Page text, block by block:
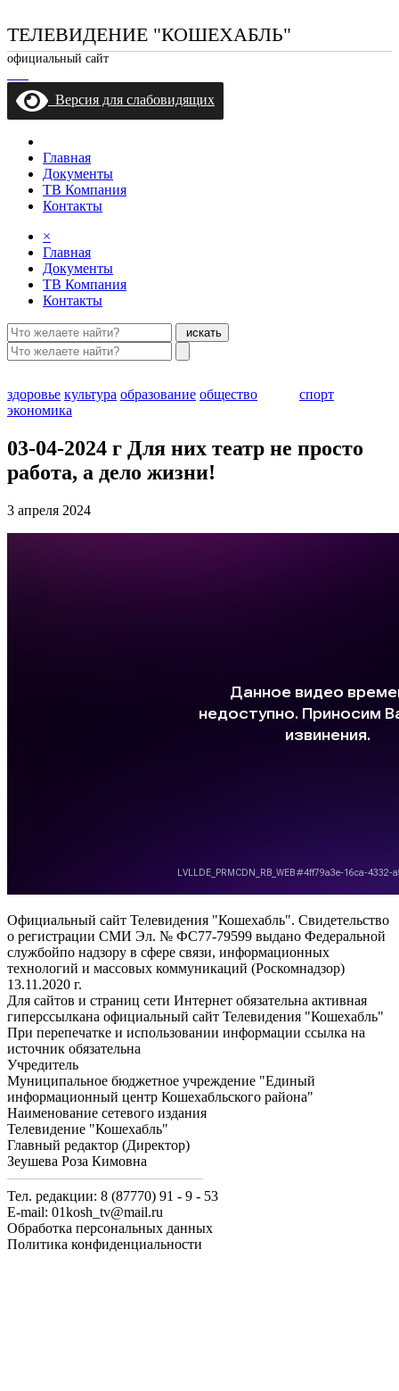
ТЕЛЕВИДЕНИЕ "КОШЕХАБЛЬ"
официальный сайт
Версия для слабовидящих
Главная
Документы
ТВ Компания
Контакты
×
Главная
Документы
ТВ Компания
Контакты
искать
здоровье культура образование общество
спорт
экономика
03-04-2024 г Для них театр не просто
работа, а дело жизни!
3 апреля 2024
Официальный сайт Телевидения "Кошехабль". Свидетельство
о регистрации СМИ Эл. № ФС77-79599 выдано Федеральной
службойпо надзору в сфере связи, информационных
технологий и массовых коммуникаций (Роскомнадзор)
13.11.2020 г.
Для сайтов и страниц сети Интернет обязательна активная
гиперссылкана официальный сайт Телевидения "Кошехабль"
При перепечатке и использовании информации ссылка на
источник обязательна
Учредитель
Муниципальное бюджетное учреждение "Единый
информационный центр Кошехабльского района"
Наименование сетевого издания
Телевидение "Кошехабль"
Главный редактор (Директор)
Зеушева Роза Кимовна
Тел. редакции: 8 (87770) 91 - 9 - 53
E-mail: 01kosh_tv@mail.ru
Обработка персональных данных
Политика конфиденциальности